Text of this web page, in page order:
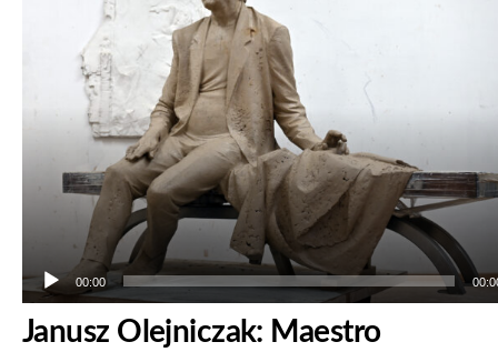
00:00
Janusz Olejniczak: Maestro